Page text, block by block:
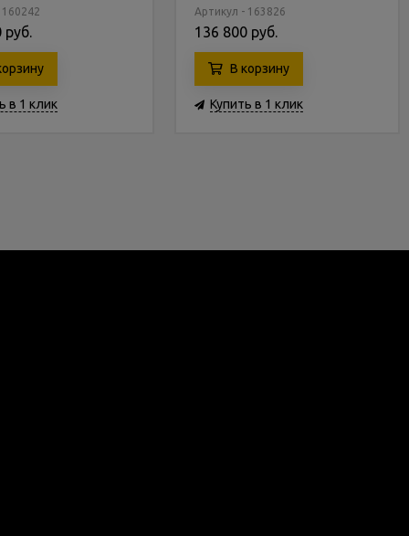
руб.
в 1 клик
Артикул - 163826
136 800 руб.
В корзину
Купить в 1 клик